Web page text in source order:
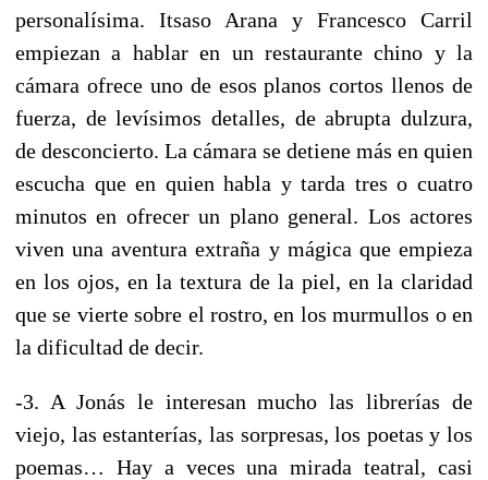
personalísima. Itsaso Arana y Francesco Carril
empiezan a hablar en un restaurante chino y la
cámara ofrece uno de esos planos cortos llenos de
fuerza, de levísimos detalles, de abrupta dulzura,
de desconcierto. La cámara se detiene más en quien
escucha que en quien habla y tarda tres o cuatro
minutos en ofrecer un plano general. Los actores
viven una aventura extraña y mágica que empieza
en los ojos, en la textura de la piel, en la claridad
que se vierte sobre el rostro, en los murmullos o en
la dificultad de decir.
-3. A Jonás le interesan mucho las librerías de
viejo, las estanterías, las sorpresas, los poetas y los
poemas… Hay a veces una mirada teatral, casi